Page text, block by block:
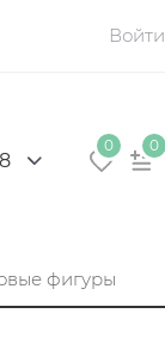
Войти
0 0
фигуры